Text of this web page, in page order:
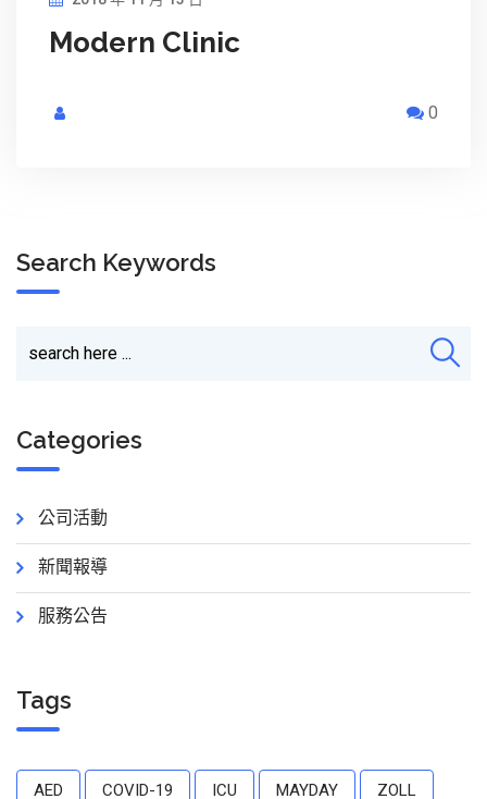
Modern Clinic
0
Search Keywords
Categories
公司活動
新聞報導
服務公告
Tags
AED COVID-19 ICU MAYDAY ZOLL